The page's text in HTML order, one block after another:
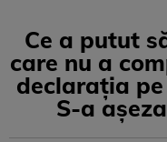
Ce a putut
care nu a
declaraţia
S-a